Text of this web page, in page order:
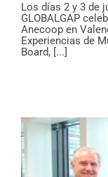
Los días 2 y 3 de
GLOBALGAP
Anecoop en
Experiencias de
Board, [...]